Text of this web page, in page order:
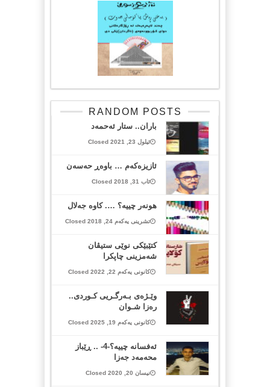
RANDOM POSTS
باران.. ستار ئه‌حمه‌د
ئیلول 23, 2021 Closed
ئازیزەکەم … باوەڕ حەسەن
ئاب 31, 2018 Closed
هونەر چییە؟ …. کاوە جەلال
تشرینی یەکەم 24, 2018 Closed
کتێبێکی نوێی ستیڤان
شەمزینی چاپکرا
کانونی یەکەم 22, 2022 Closed
وێـژەی بـەرگـریی کـوردی..
رەزا شـوان
کانونی یەکەم 19, 2025 Closed
ئەفسانە چییە؟-4- .. ڕێباز
محەمەد جەزا
نیسان 20, 2020 Closed